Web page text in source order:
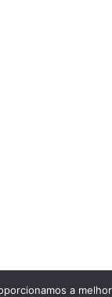
a